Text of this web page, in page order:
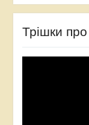
Трішки